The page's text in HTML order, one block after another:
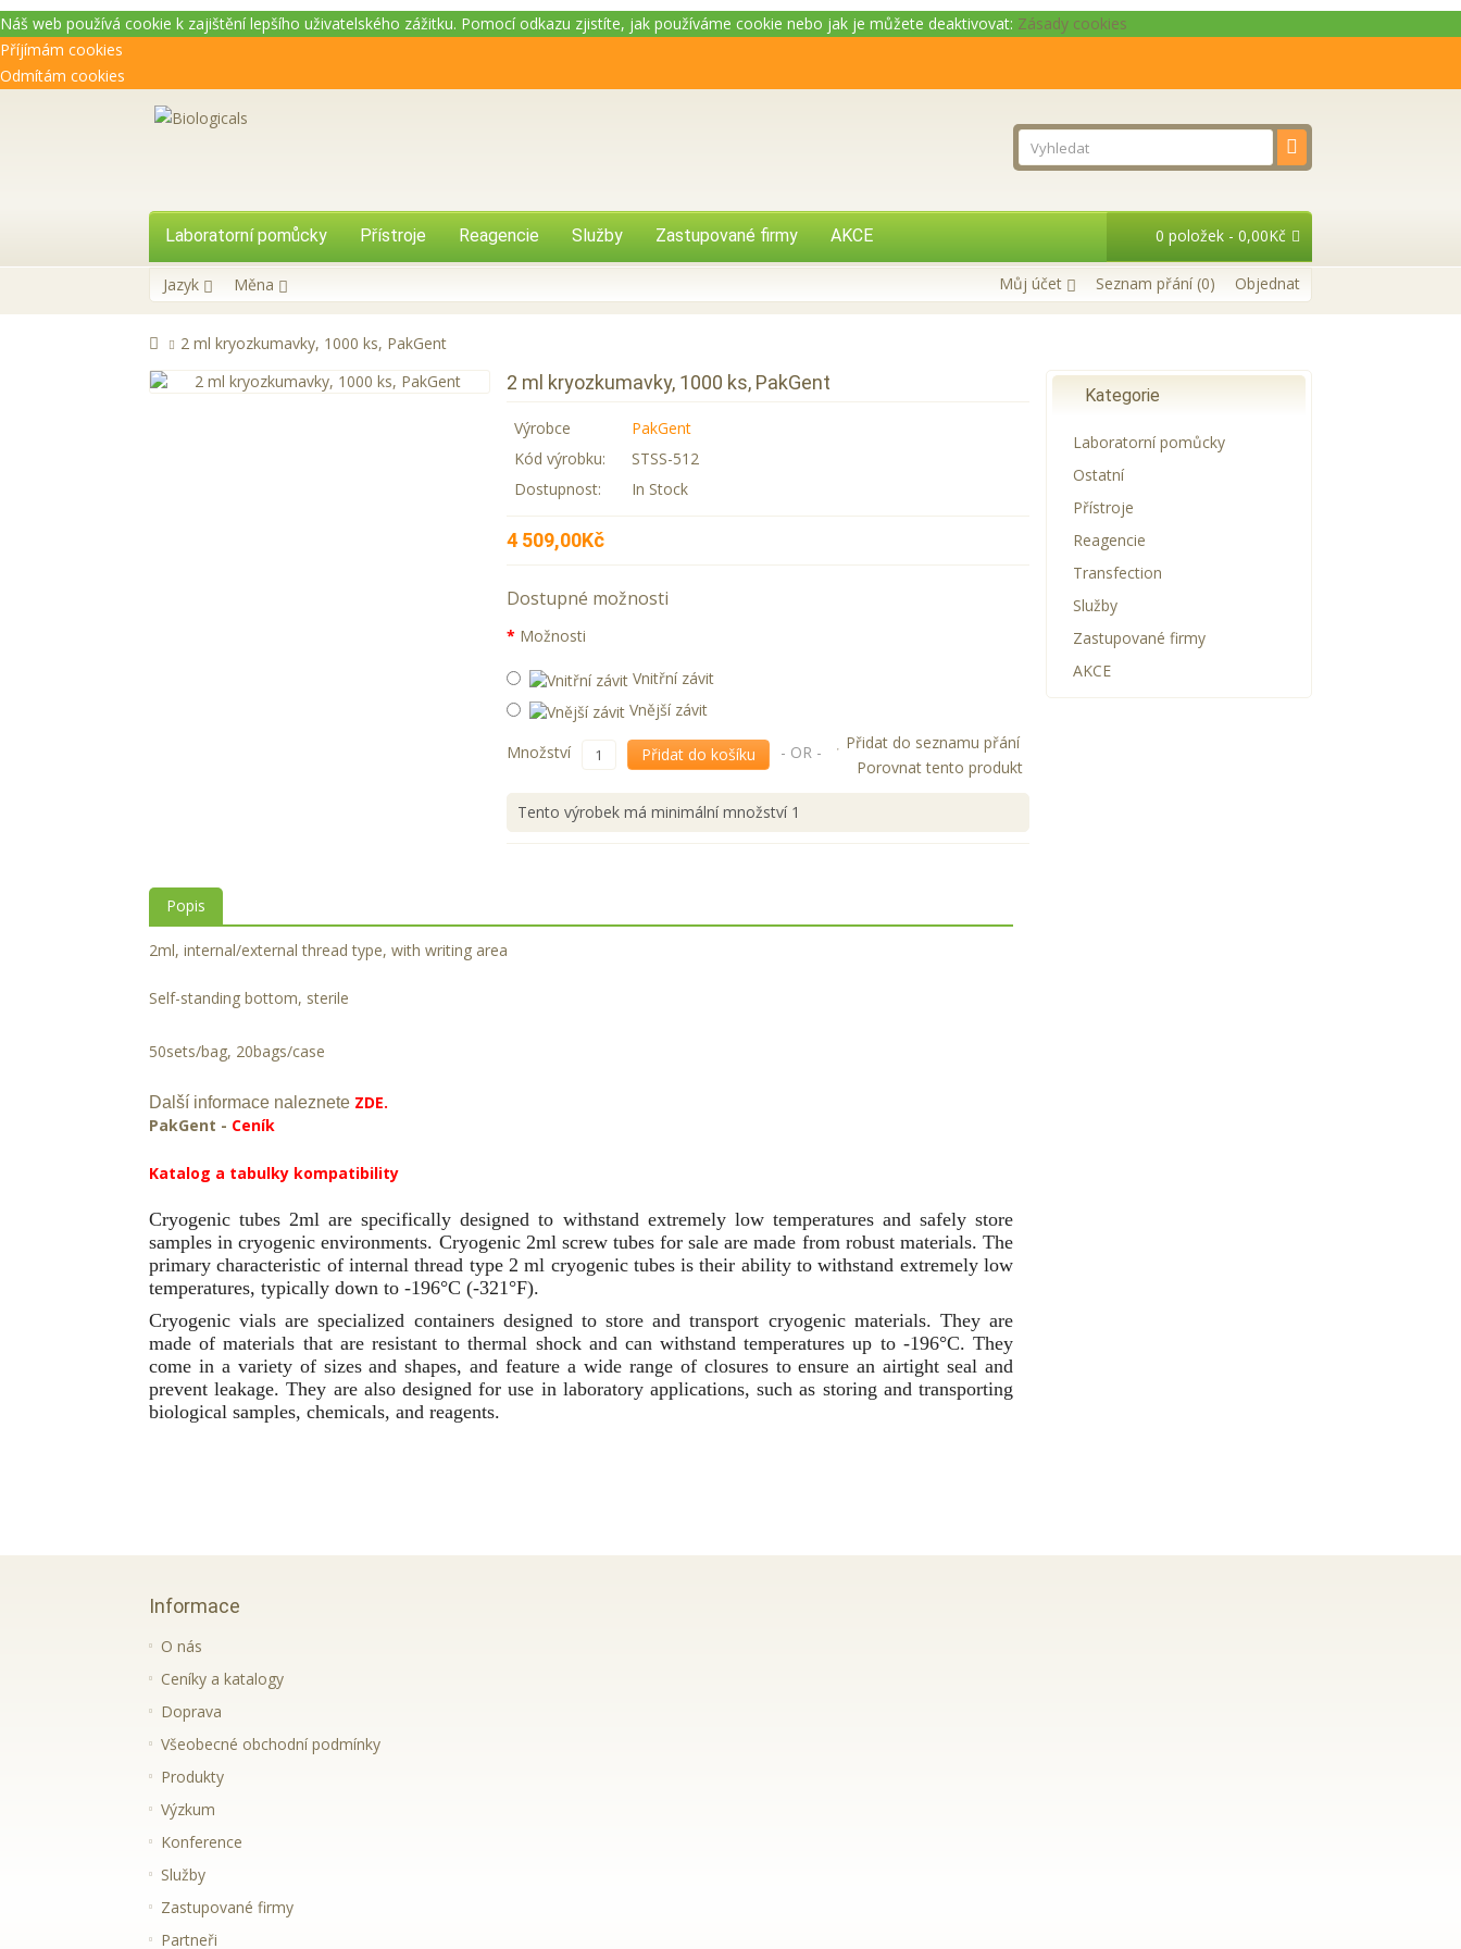
Náš web používá cookie k zajištění lepšího uživatelského zážitku. Pomocí odkazu zjistíte, jak používáme cookie nebo jak je můžete deaktivovat: Zásady cookies
Příjímám cookies
Odmítám cookies
Laboratorní pomůcky Přístroje Reagencie Služby Zastupované firmy AKCE 0 položek - 0,00Kč
Jazyk Měna Můj účet Seznam přání (0) Objednat
2 ml kryozkumavky, 1000 ks, PakGent
2 ml kryozkumavky, 1000 ks, PakGent
Výrobce
PakGent
Kód výrobku:
STSS-512
Dostupnost:
In Stock
4 509,00Kč
Dostupné možnosti
Možnosti
Vnitřní závit
Vnější závit
Množství Přidat do košíku - OR -
Přidat do seznamu přání
Porovnat tento produkt
Tento výrobek má minimální množství 1
Popis
2ml, internal/external thread type, with writing area
Self-standing bottom, sterile
50sets/bag, 20bags/case
Další informace naleznete ZDE.
PakGent - Ceník
Katalog a tabulky kompatibility
Cryogenic tubes 2ml are specifically designed to withstand extremely low temperatures and safely store
samples in cryogenic environments. Cryogenic 2ml screw tubes for sale are made from robust materials. The
primary characteristic of internal thread type 2 ml cryogenic tubes is their ability to withstand extremely low
temperatures, typically down to -196°C (-321°F).
Cryogenic vials are specialized containers designed to store and transport cryogenic materials. They are
made of materials that are resistant to thermal shock and can withstand temperatures up to -196°C. They
come in a variety of sizes and shapes, and feature a wide range of closures to ensure an airtight seal and
prevent leakage. They are also designed for use in laboratory applications, such as storing and transporting
biological samples, chemicals, and reagents.
Kategorie
Laboratorní pomůcky
Ostatní
Přístroje
Reagencie
Transfection
Služby
Zastupované firmy
AKCE
Informace
O nás
Ceníky a katalogy
Doprava
Všeobecné obchodní podmínky
Produkty
Výzkum
Konference
Služby
Zastupované firmy
Partneři